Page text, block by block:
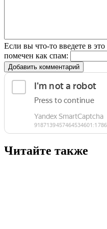
Если вы что-то введете в
помечен как спам:
Добавить комментарий
Читайте также